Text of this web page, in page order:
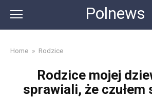
content
Polnews
Home » Rodzice
Rodzice mojej
sprawiali, że czułem